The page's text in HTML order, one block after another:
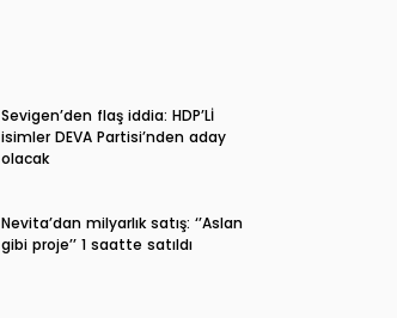
Sevigen’den flaş iddia: HDP’Lİ
isimler DEVA Partisi’nden aday
olacak
Nevita’dan milyarlık satış: ‘’Aslan
gibi proje’’ 1 saatte satıldı